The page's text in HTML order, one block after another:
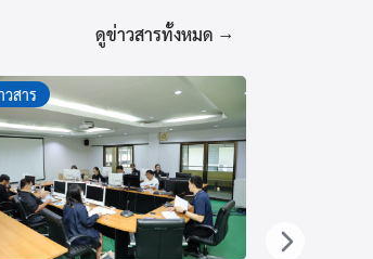
ดูข่าวสารทั้งหมด →
วสาร